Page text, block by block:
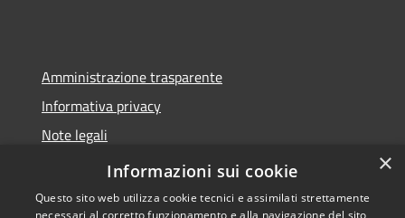
Amministrazione trasparente
Informativa privacy
Note legali
Dichiarazione di accessibilità
×
Informazioni sui cookie
Questo sito web utilizza cookie tecnici e assimilati strettamente
necessari al corretto funzionamento e alla navigazione del sito,